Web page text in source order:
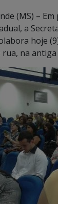
(MS) –
a
hoje
na